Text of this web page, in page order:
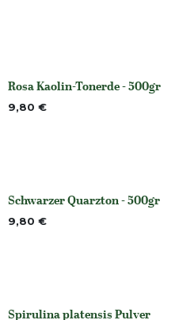
None
Rosa Kaolin-Tonerde - 500gr
9,80 €
None
Schwarzer Quarzton - 500gr
9,80 €
Spirulina platensis Pulver